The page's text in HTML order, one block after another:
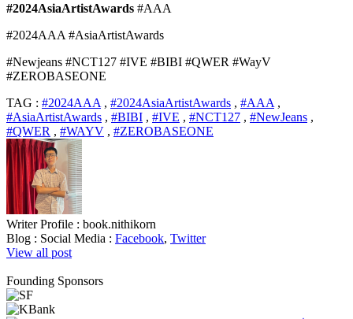
#2024AsiaArtistAwards #AAA
#2024AAA #AsiaArtistAwards
#Newjeans #NCT127 #IVE #BIBI #QWER #WayV
#ZEROBASEONE
TAG : #2024AAA , #2024AsiaArtistAwards , #AAA ,
#AsiaArtistAwards , #BIBI , #IVE , #NCT127 , #NewJeans ,
#QWER , #WAYV , #ZEROBASEONE
Writer Profile : book.nithikorn
Blog : Social Media : Facebook, Twitter
View all post
Founding Sponsors